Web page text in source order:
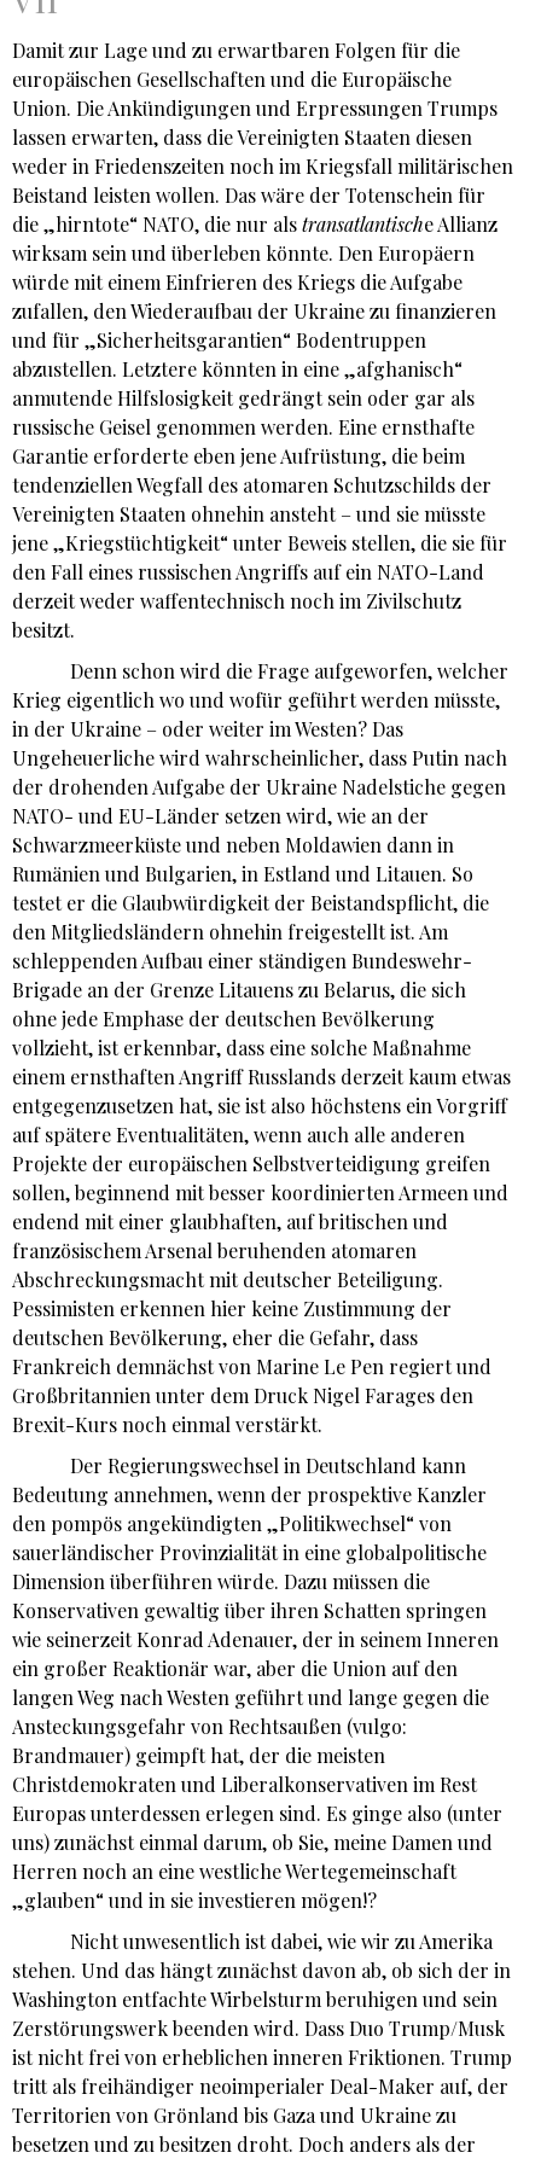
Damit zur Lage und zu erwartbaren Folgen für die
europäischen Gesellschaften und die Europäische
Union. Die Ankündigungen und Erpressungen Trumps
lassen erwarten, dass die Vereinigten Staaten diesen
weder in Friedenszeiten noch im Kriegsfall militärischen
Beistand leisten wollen. Das wäre der Totenschein für
die „hirntote“ NATO, die nur alstransatlantische Allianz
wirksam sein und überleben könnte. Den Europäern
würde mit einem Einfrieren des Kriegs die Aufgabe
zufallen, den Wiederaufbau der Ukraine zu finanzieren
und für „Sicherheitsgarantien“ Bodentruppen
abzustellen. Letztere könnten in eine „afghanisch“
anmutende Hilfslosigkeit gedrängt sein oder gar als
russische Geisel genommen werden. Eine ernsthafte
Garantie erforderte eben jene Aufrüstung, die beim
tendenziellen Wegfall des atomaren Schutzschilds der
Vereinigten Staaten ohnehin ansteht – und sie müsste
jene „Kriegstüchtigkeit“ unter Beweis stellen, die sie für
den Fall eines russischen Angriffs auf ein NATO-Land
derzeit weder waffentechnisch noch im Zivilschutz
besitzt.
Denn schon wird die Frage aufgeworfen, welcher
Krieg eigentlich wo und wofür geführt werden müsste,
in der Ukraine – oder weiter im Westen? Das
Ungeheuerliche wird wahrscheinlicher, dass Putin nach
der drohenden Aufgabe der Ukraine Nadelstiche gegen
NATO- und EU-Länder setzen wird, wie an der
Schwarzmeerküste und neben Moldawien dann in
Rumänien und Bulgarien, in Estland und Litauen. So
testet er die Glaubwürdigkeit der Beistandspflicht, die
den Mitgliedsländern ohnehin freigestellt ist. Am
schleppenden Aufbau einer ständigen Bundeswehr-
Brigade an der Grenze Litauens zu Belarus, die sich
ohne jede Emphase der deutschen Bevölkerung
vollzieht, ist erkennbar, dass eine solche Maßnahme
einem ernsthaften Angriff Russlands derzeit kaum etwas
entgegenzusetzen hat, sie ist also höchstens ein Vorgriff
auf spätere Eventualitäten, wenn auch alle anderen
Projekte der europäischen Selbstverteidigung greifen
sollen, beginnend mit besser koordinierten Armeen und
endend mit einer glaubhaften, auf britischen und
französischem Arsenal beruhenden atomaren
Abschreckungsmacht mit deutscher Beteiligung.
Pessimisten erkennen hier keine Zustimmung der
deutschen Bevölkerung, eher die Gefahr, dass
Frankreich demnächst von Marine Le Pen regiert und
Großbritannien unter dem Druck Nigel Farages den
Brexit-Kurs noch einmal verstärkt.
Der Regierungswechsel in Deutschland kann
Bedeutung annehmen, wenn der prospektive Kanzler
den pompös angekündigten „Politikwechsel“ von
sauerländischer Provinzialität in eine globalpolitische
Dimension überführen würde. Dazu müssen die
Konservativen gewaltig über ihren Schatten springen
wie seinerzeit Konrad Adenauer, der in seinem Inneren
ein großer Reaktionär war, aber die Union auf den
langen Weg nach Westen geführt und lange gegen die
Ansteckungsgefahr von Rechtsaußen (vulgo:
Brandmauer) geimpft hat, der die meisten
Christdemokraten und Liberalkonservativen im Rest
Europas unterdessen erlegen sind. Es ginge also (unter
uns) zunächst einmal darum, ob Sie, meine Damen und
Herren noch an eine westliche Wertegemeinschaft
„glauben“ und in sie investieren mögen!?
Nicht unwesentlich ist dabei, wie wir zu Amerika
stehen. Und das hängt zunächst davon ab, ob sich der in
Washington entfachte Wirbelsturm beruhigen und sein
Zerstörungswerk beenden wird. Dass Duo Trump/Musk
ist nicht frei von erheblichen inneren Friktionen. Trump
tritt als freihändiger neoimperialer Deal-Maker auf, der
Territorien von Grönland bis Gaza und Ukraine zu
besetzen und zu besitzen droht. Doch anders als der